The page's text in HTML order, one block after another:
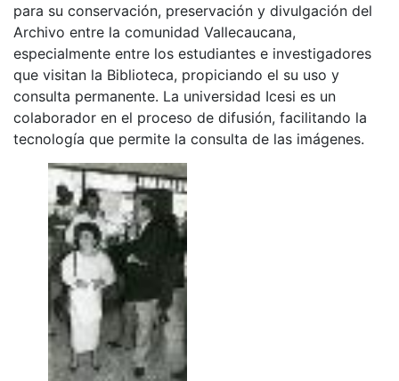
para su conservación, preservación y divulgación del
Archivo entre la comunidad Vallecaucana,
especialmente entre los estudiantes e investigadores
que visitan la Biblioteca, propiciando el su uso y
consulta permanente. La universidad Icesi es un
colaborador en el proceso de difusión, facilitando la
tecnología que permite la consulta de las imágenes.